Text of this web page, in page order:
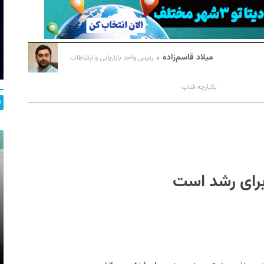
میلاد قاسم‌زاده رئیس واحد بازاریابی و ارتباطات
یکپارچه فناپ
رشد است